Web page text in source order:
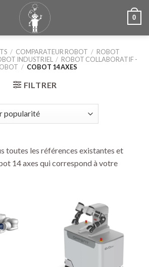
0
/ COMPARATEUR ROBOT / ROBOT
INDUSTRIEL / ROBOT COLLABORATIF -
/ COBOT 14 AXES
FILTRER
toutes les références existantes et
14 axes qui correspond à votre